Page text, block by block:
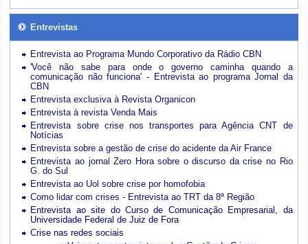
Entrevistas
Entrevista ao Programa Mundo Corporativo da Rádio CBN
'Você não sabe para onde o governo caminha quando a
comunicação não funciona' - Entrevista ao programa Jornal da
CBN
Entrevista exclusiva à Revista Organicon
Entrevista à revista Venda Mais
Entrevista sobre crise nos transportes para Agência CNT de
Notícias
Entrevista sobre a gestão de crise do acidente da Air France
Entrevista ao jornal Zero Hora sobre o discurso da crise no Rio
G. do Sul
Entrevista ao Uol sobre crise por homofobia
Como lidar com crises - Entrevista ao TRT da 8ª Região
Entrevista ao site do Curso de Comunicação Empresarial, da
Universidade Federal de Juiz de Fora
Crise nas redes sociais